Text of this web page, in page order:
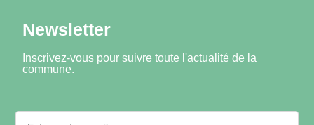
Newsletter
Inscrivez-vous pour suivre toute l'actualité de la
commune.